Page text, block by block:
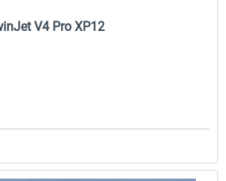
V4 Pro XP12